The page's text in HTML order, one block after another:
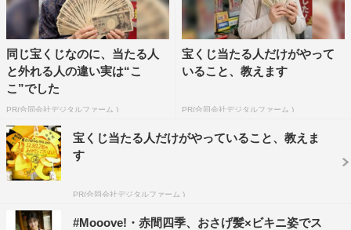
同じ宝くじなのに、当たる人
と外れる人の違い実は“こ
こ”でした
PR(合同会社デジタルファーム )
宝くじ当たる人だけがやって
いること、教えます
PR(合同会社デジタルファーム )
宝くじ当たる人だけがやっていること、教えま
す
PR(合同会社デジタルファーム )
#Mooove!・赤間四季、おさげ髪×ビキニ姿でス